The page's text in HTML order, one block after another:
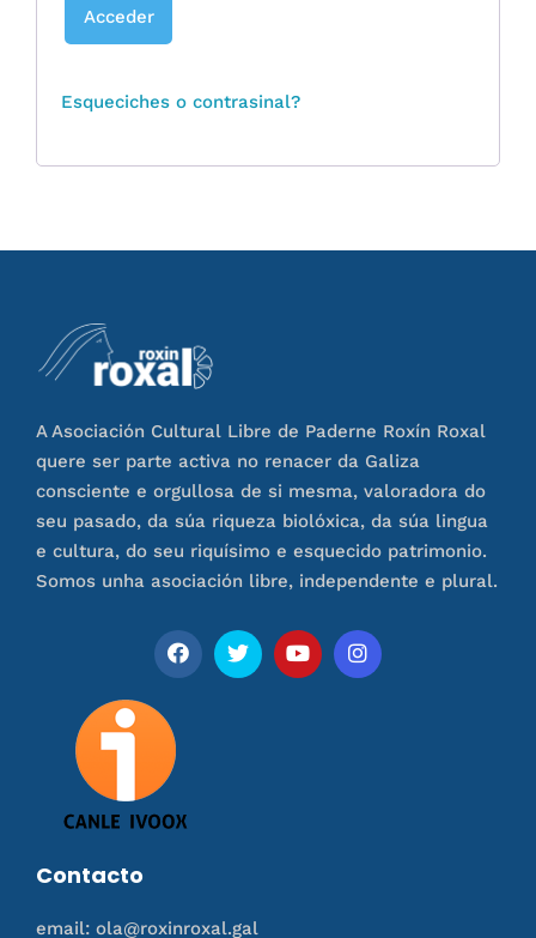
Acceder
Esqueciches o contrasinal?
A Asociación Cultural Libre de Paderne Roxín Roxal
quere ser parte activa no renacer da Galiza
consciente e orgullosa de si mesma, valoradora do
seu pasado, da súa riqueza biolóxica, da súa lingua
e cultura, do seu riquísimo e esquecido patrimonio.
Somos unha asociación libre, independente e plural.
Contacto
email: ola@roxinroxal.gal